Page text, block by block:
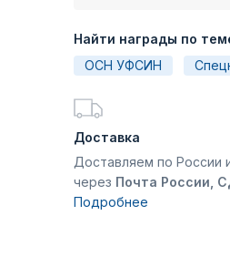
Найти награды по
ОСН УФСИН
Доставка
Доставляем по России
через Почта России,
Подробнее